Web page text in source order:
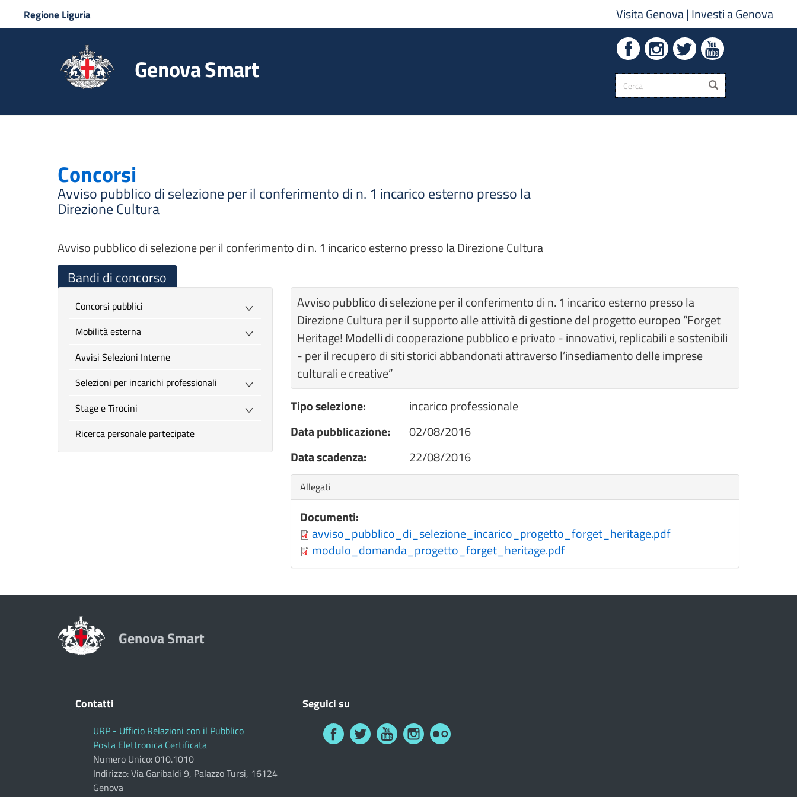
Regione Liguria Visita Genova| Investi a Genova
Genova Smart
Form
di
ricerca
CERCA
Concorsi
Avviso pubblico di selezione per il conferimento di n. 1 incarico esterno presso la
Direzione Cultura
Avviso pubblico di selezione per il conferimento di n. 1 incarico esterno presso la Direzione Cultura
Bandi di concorso
Avviso pubblico di selezione per il conferimento di n. 1 incarico esterno presso la
Direzione Cultura per il supporto alle attività di gestione del progetto europeo “Forget
Heritage! Modelli di cooperazione pubblico e privato - innovativi, replicabili e sostenibili
- per il recupero di siti storici abbandonati attraverso l’insediamento delle imprese
culturali e creative”
Tipo selezione:
incarico professionale
Data pubblicazione:
02/08/2016
Data scadenza:
22/08/2016
Nascondi
Allegati
Documenti:
avviso_pubblico_di_selezione_incarico_progetto_forget_heritage.pdf
modulo_domanda_progetto_forget_heritage.pdf
Concorsi pubblici
Mobilità esterna
Avvisi Selezioni Interne
Selezioni per incarichi professionali
Stage e Tirocini
Ricerca personale partecipate
Genova Smart
Contatti
URP - Ufficio Relazioni con il Pubblico
Posta Elettronica Certificata
Numero Unico: 010.1010
Indirizzo: Via Garibaldi 9, Palazzo Tursi, 16124
Genova
Seguici su